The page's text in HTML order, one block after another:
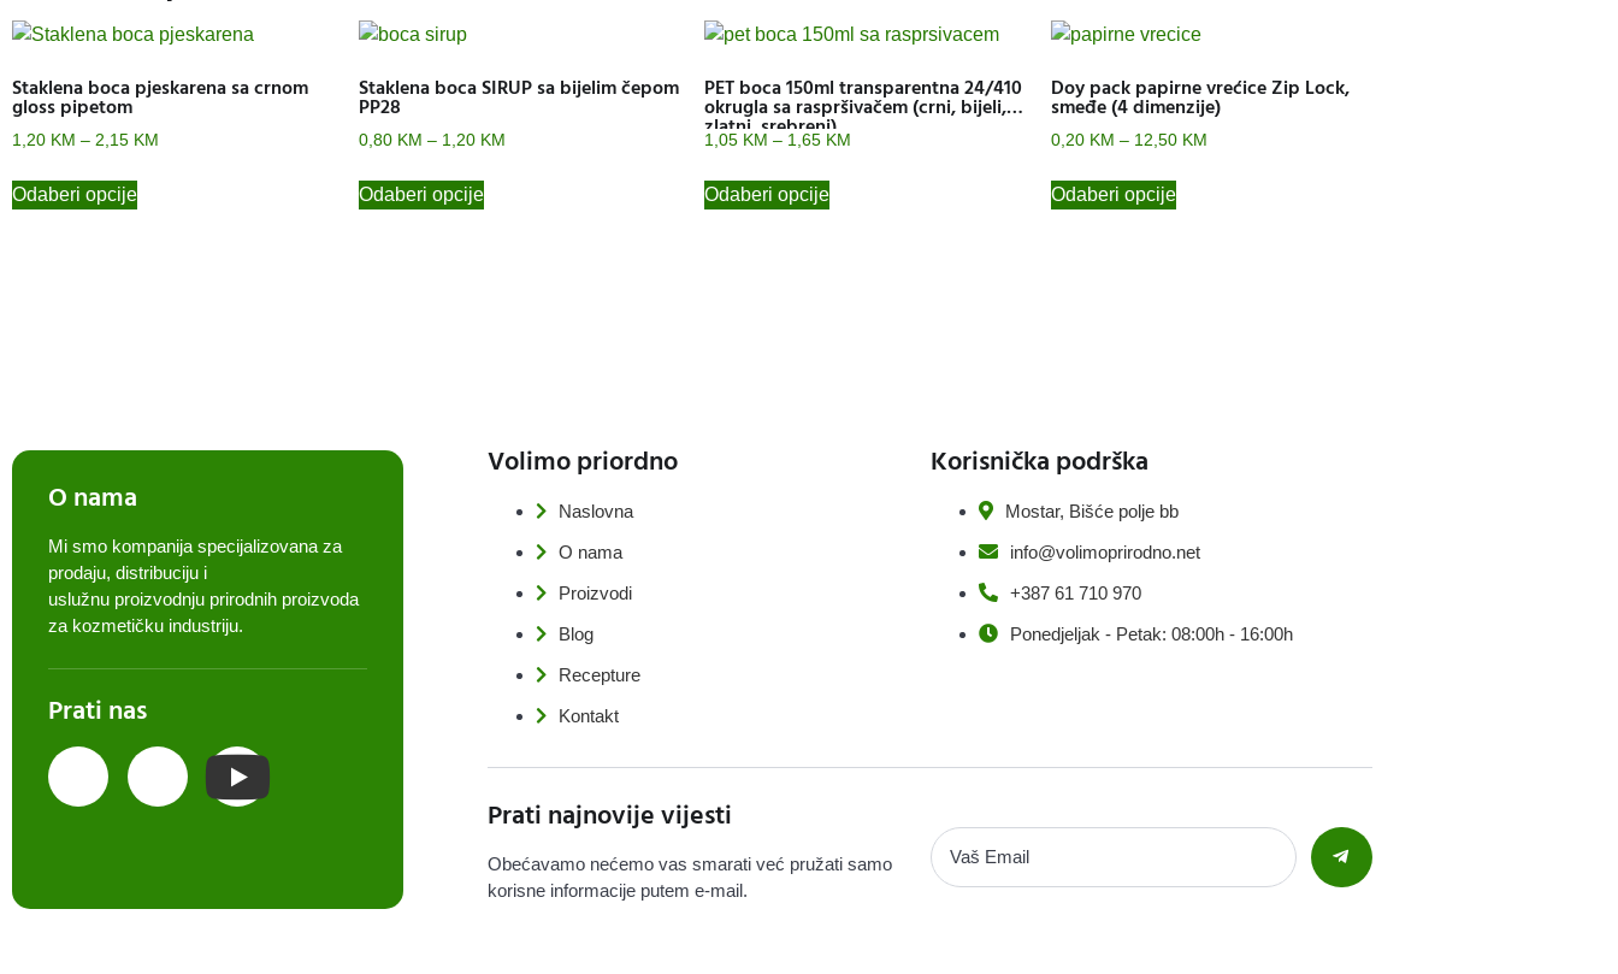
Staklena boca pjeskarena sa crnom
gloss pipetom
1,20 KM – 2,15 KM
Odaberi opcije
Staklena boca SIRUP sa bijelim čepom
PP28
0,80 KM – 1,20 KM
Odaberi opcije
PET boca 150ml transparentna 24/410
okrugla sa raspršivačem (crni, bijeli,
zlatni, srebreni)
1,05 KM – 1,65 KM
Odaberi opcije
Doy pack papirne vrećice Zip Lock,
smeđe (4 dimenzije)
0,20 KM – 12,50 KM
Odaberi opcije
O nama
Mi smo kompanija specijalizovana za
prodaju, distribuciju i
uslužnu proizvodnju prirodnih proizvoda
za kozmetičku industriju.
Prati nas
Volimo priordno
Naslovna
O nama
Proizvodi
Blog
Recepture
Kontakt
Korisnička podrška
Mostar, Bišće polje bb
info@volimoprirodno.net
+387 61 710 970
Ponedjeljak - Petak: 08:00h - 16:00h
Prati najnovije vijesti
Obećavamo nećemo vas smarati već pružati samo
korisne informacije putem e-mail.